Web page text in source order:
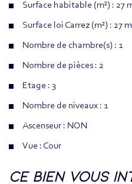
Surface habitable (m²) : 27
Surface loi Carrez (m²) : 27
Nombre de chambre(s) : 1
Nombre de pièces : 2
Etage : 3
Nombre de niveaux : 1
Ascenseur : NON
Vue : Cour
la ville de
ce bien vous